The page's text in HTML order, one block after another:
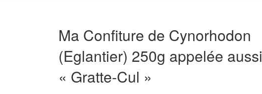
Ma Confiture de Cynorhodon
(Eglantier) 250g appelée aussi
« Gratte-Cul »